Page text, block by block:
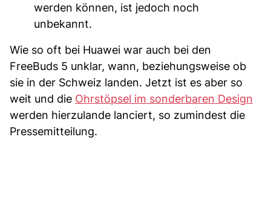
werden können, ist jedoch noch
unbekannt.
Wie so oft bei Huawei war auch bei den
FreeBuds 5 unklar, wann, beziehungsweise ob
sie in der Schweiz landen. Jetzt ist es aber so
weit und die Ohrstöpsel im sonderbaren Design
werden hierzulande lanciert, so zumindest die
Pressemitteilung.